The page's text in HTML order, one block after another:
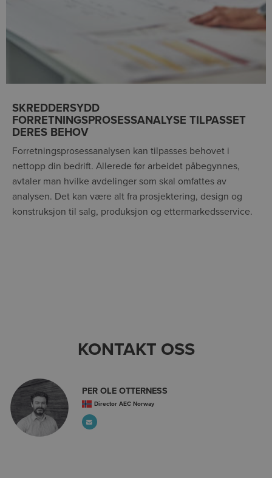
SKREDDERSYDD
FORRETNINGSPROSESSANALYSE TILPASSET
DERES BEHOV
Forretningsprosessanalysen kan tilpasses behovet i
nettopp din bedrift. Allerede før arbeidet påbegynnes,
avtaler man hvilke avdelinger som skal omfattes av
analysen. Det kan være alt fra prosjektering, design og
konstruksjon til salg, produksjon og ettermarkedsservice.
KONTAKT OSS
PER OLE OTTERNESS
Director AEC Norway